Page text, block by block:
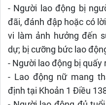
- Người lao động bị
đãi, đánh đập hoặc có
vi làm ảnh hưởng đến
dự; bị cưỡng bức lao
- Người lao động bị quấy
- Lao động nữ mang
định tại Khoản 1 Điều